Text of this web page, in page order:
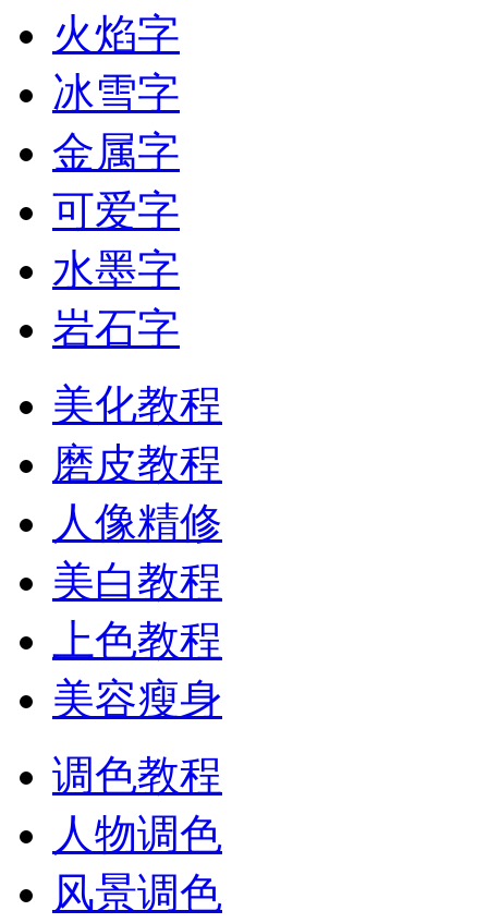
火焰字
冰雪字
金属字
可爱字
水墨字
岩石字
美化教程
磨皮教程
人像精修
美白教程
上色教程
美容瘦身
调色教程
人物调色
风景调色